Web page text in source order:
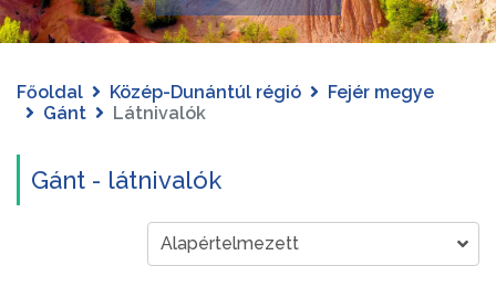
Főoldal Közép-Dunántúl régió
Fejér megye
Gánt
Látnivalók
Gánt - látnivalók